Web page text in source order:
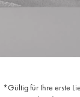
*Gültig für Ihre erste